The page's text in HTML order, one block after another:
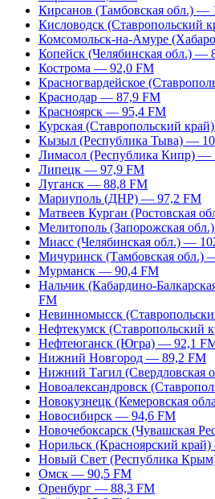
Кирсанов (Тамбовская обл.) —
Кисловодск (Ставропольский
Комсомольск-на-Амуре
Копейск (Челябинская обл.) —
Кострома — 92,0 FM
Красногвардейское
Краснодар — 87,9 FM
Красноярск — 95,4 FM
Курская (Ставропольский
Кызыл (Республика Тыва) —
Лимасол (Республика Кипр) —
Липецк — 97,9 FM
Луганск — 88,8 FM
Мариуполь (ДНР) — 97,2 FM
Матвеев Курган (Ростовская
Мелитополь (Запорожская
Миасс (Челябинская обл.) —
Мичуринск (Тамбовская обл.)
Мурманск — 90,4 FM
Нальчик (Кабардино-
FM
Невинномысск
Нефтекумск (Ставропольский
Нефтеюганск (Югра) — 92,1
Нижний Новгород — 89,2 FM
Нижний Тагил (Свердловская
Новоалександровск
Новокузнецк (Кемеровская
Новосибирск — 94,6 FM
Новочебоксарск (Чувашская
Норильск (Красноярский
Новый Свет (Республика
Омск — 90,5 FM
Оренбург — 88,3 FM